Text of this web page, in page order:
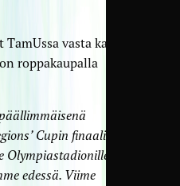
vasta kaksi
roppakaupalla
Cupin finaali. Oli
ja
edessä. Viime